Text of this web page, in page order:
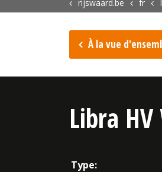
rijswaard.be fr
À la vue
Libra HV
Type: